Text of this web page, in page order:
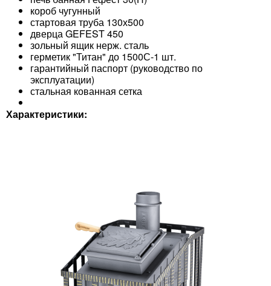
короб чугунный
стартовая труба 130х500
дверца GEFEST 450
зольный ящик нерж. сталь
герметик "Титан" до 1500С-1 шт.
гарантийный паспорт (руководство по
эксплуатации)
стальная кованная сетка
Характеристики: